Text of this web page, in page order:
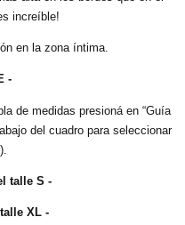
increíble!
en la zona íntima.
-
de medidas presioná en “Guía
del cuadro para seleccionar
talle S -
XL -